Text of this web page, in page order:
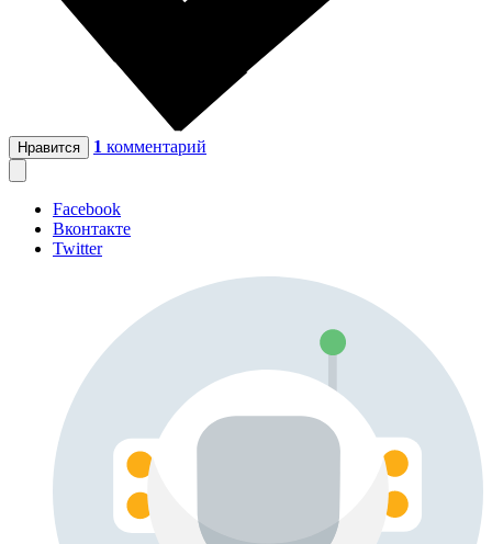
Нравится 1 комментарий
Facebook
Вконтакте
Twitter